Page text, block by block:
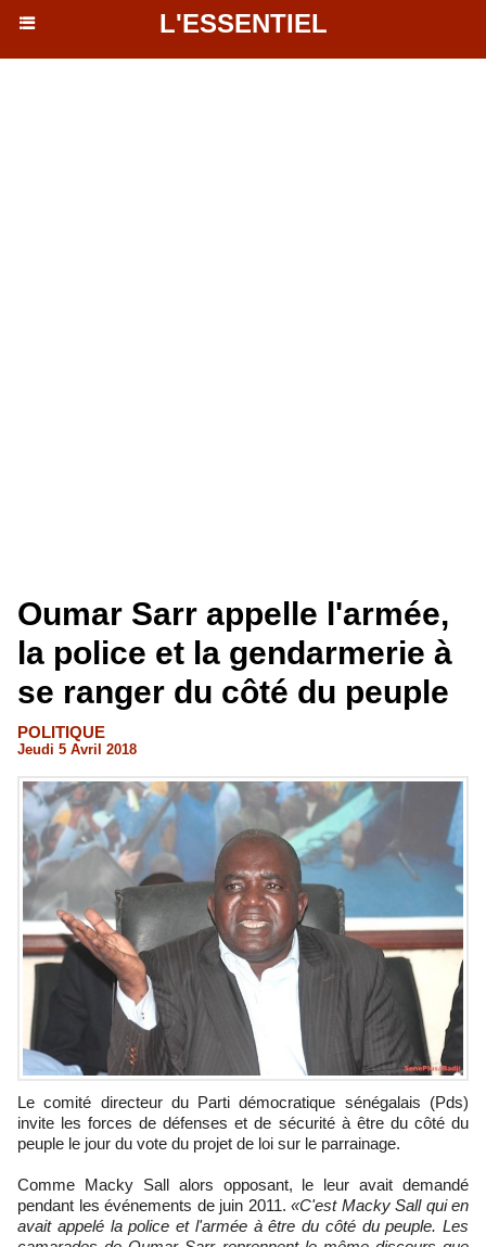
L'ESSENTIEL
Oumar Sarr appelle l'armée,
la police et la gendarmerie à
se ranger du côté du peuple
POLITIQUE
Jeudi 5 Avril 2018
Le comité directeur du Parti démocratique sénégalais (Pds)
invite les forces de défenses et de sécurité à être du côté du
peuple le jour du vote du projet de loi sur le parrainage.
Comme Macky Sall alors opposant, le leur avait demandé
pendant les événements de juin 2011. «C'est Macky Sall qui en
avait appelé la police et l'armée à être du côté du peuple. Les